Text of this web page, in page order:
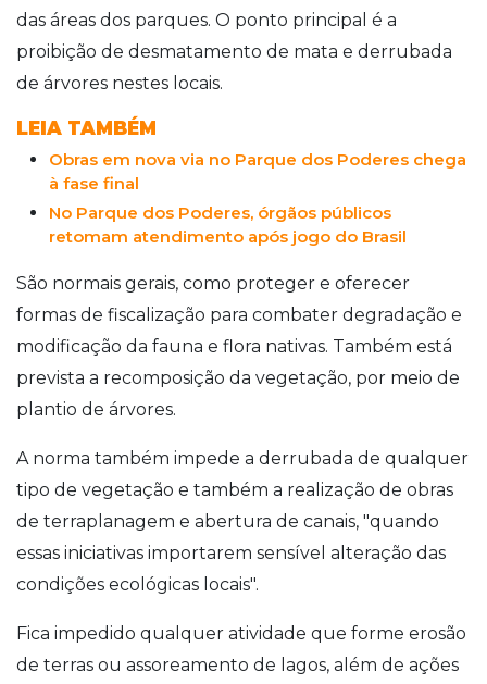
das áreas dos parques. O ponto principal é a
proibição de desmatamento de mata e derrubada
de árvores nestes locais.
LEIA TAMBÉM
Obras em nova via no Parque dos Poderes chega
à fase final
No Parque dos Poderes, órgãos públicos
retomam atendimento após jogo do Brasil
São normais gerais, como proteger e oferecer
formas de fiscalização para combater degradação e
modificação da fauna e flora nativas. Também está
prevista a recomposição da vegetação, por meio de
plantio de árvores.
A norma também impede a derrubada de qualquer
tipo de vegetação e também a realização de obras
de terraplanagem e abertura de canais, "quando
essas iniciativas importarem sensível alteração das
condições ecológicas locais".
Fica impedido qualquer atividade que forme erosão
de terras ou assoreamento de lagos, além de ações